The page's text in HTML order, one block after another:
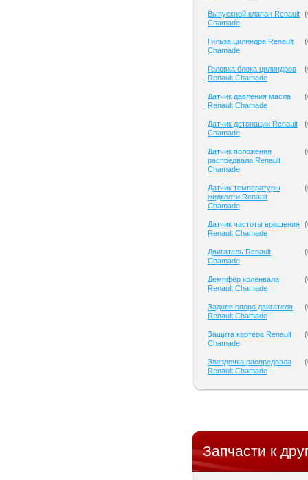
Выпускной клапан Renault
Chamade
(
Гильза цилиндра Renault
Chamade
(
Головка блока цилиндров
Renault Chamade
(
Датчик давления масла
Renault Chamade
(
Датчик детонации Renault
Chamade
(
Датчик положения
распредвала Renault
Chamade
(
Датчик температуры
жидкости Renault
Chamade
(
Датчик частоты вращения
Renault Chamade
(
Двигатель Renault
Chamade
(
Демпфер коленвала
Renault Chamade
(
Задняя опора двигателя
Renault Chamade
(
Защита картера Renault
Chamade
(
Звездочка распредвала
Renault Chamade
(
Запчасти к